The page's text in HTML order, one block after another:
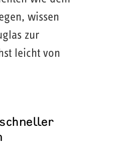
wissen
zur
leicht von